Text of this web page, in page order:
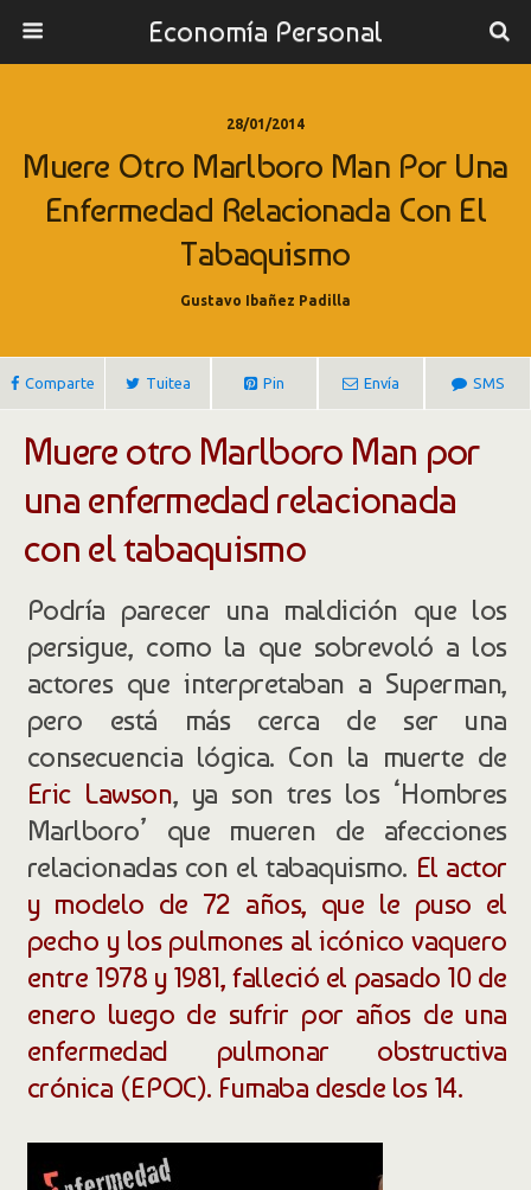
Economía Personal
28/01/2014
Muere Otro Marlboro Man Por Una
Enfermedad Relacionada Con El
Tabaquismo
Gustavo Ibañez Padilla
Comparte Tuitea Pin Envía SMS
Muere otro Marlboro Man por
una enfermedad relacionada
con el tabaquismo
Podría parecer una maldición que los
persigue, como la que sobrevoló a los
actores que interpretaban a Superman,
pero está más cerca de ser una
consecuencia lógica. Con la muerte de
Eric Lawson, ya son tres los ‘Hombres
Marlboro’ que mueren de afecciones
relacionadas con el tabaquismo. El actor
y modelo de 72 años, que le puso el
pecho y los pulmones al icónico vaquero
entre 1978 y 1981, falleció el pasado 10 de
enero luego de sufrir por años de una
enfermedad pulmonar obstructiva
crónica (EPOC). Fumaba desde los 14.